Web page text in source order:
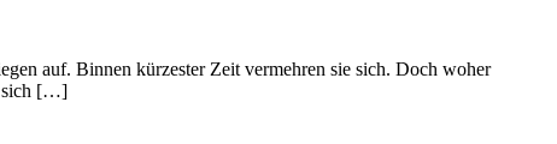
auf. Binnen kürzester Zeit vermehren sie sich. Doch woher
sich […]